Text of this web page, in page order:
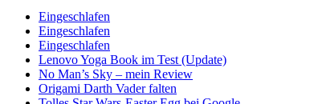
Eingeschlafen
Eingeschlafen
Eingeschlafen
Lenovo Yoga Book im Test (Update)
No Man’s Sky – mein Review
Origami Darth Vader falten